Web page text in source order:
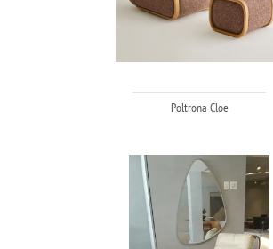
Poltrona Cloe